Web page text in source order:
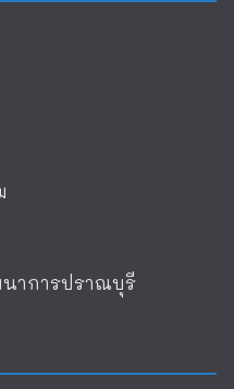
นาการปราณบุรี